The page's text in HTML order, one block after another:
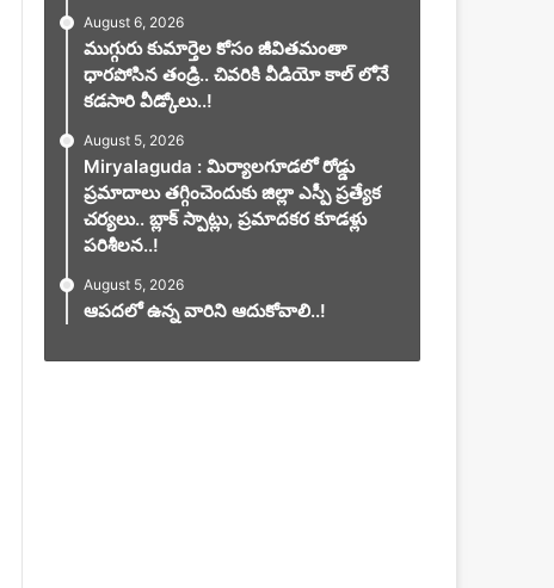
August 6, 2026
ముగ్గురు కుమార్తెల కోసం జీవితమంతా
ధారపోసిన తండ్రి.. చివరికి వీడియో కాల్ లోనే
కడసారి వీడ్కోలు..!
August 5, 2026
Miryalaguda : మిర్యాలగూడలో రోడ్డు
ప్రమాదాలు తగ్గించెందుకు జిల్లా ఎస్పీ ప్రత్యేక
చర్యలు.. బ్లాక్ స్పాట్లు, ప్రమాదకర కూడళ్లు
పరిశీలన..!
August 5, 2026
ఆపదలో ఉన్న వారిని ఆదుకోవాలి..!